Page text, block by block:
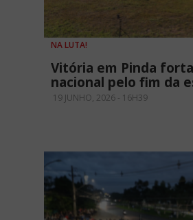
NA LUTA!
Vitória em Pinda
nacional pelo fim da
19 JUNHO, 2026 - 16H39